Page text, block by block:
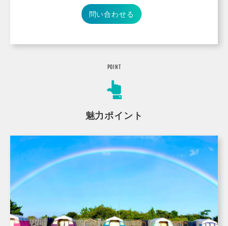
問い合わせる
POINT
魅力ポイント